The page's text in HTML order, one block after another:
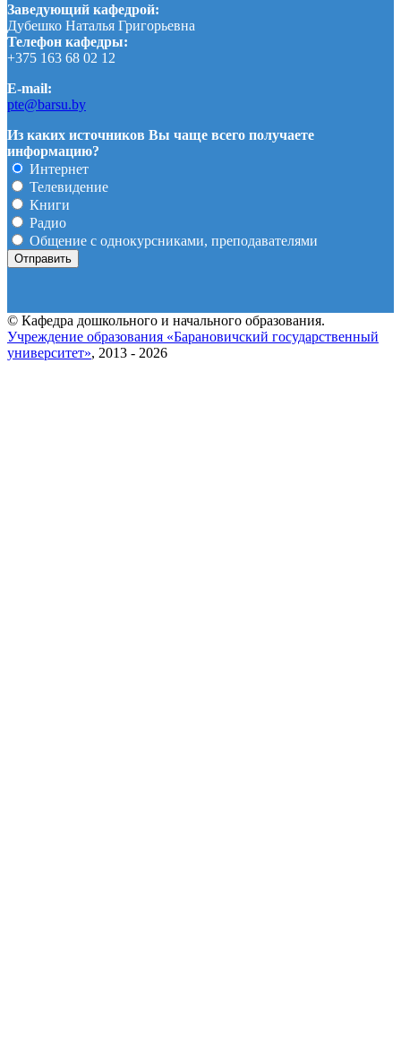
Заведующий кафедрой:
Дубешко Наталья Григорьевна
Телефон кафедры:
+375 163 68 02 12
E-mail:
pte@barsu.by
Из каких источников Вы чаще всего получаете
информацию?
Интернет
Телевидение
Книги
Радио
Общение с однокурсниками, преподавателями
© Кафедра дошкольного и начального образования.
Учреждение образования «Барановичский государственный
университет», 2013 - 2026